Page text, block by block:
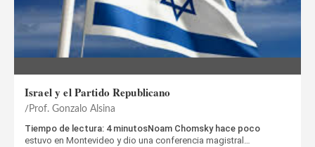
Israel y el Partido Republicano
Prof. Gonzalo Alsina
Tiempo de lectura: 4 minutosNoam Chomsky hace poco
estuvo en Montevideo y dio una conferencia magistral…